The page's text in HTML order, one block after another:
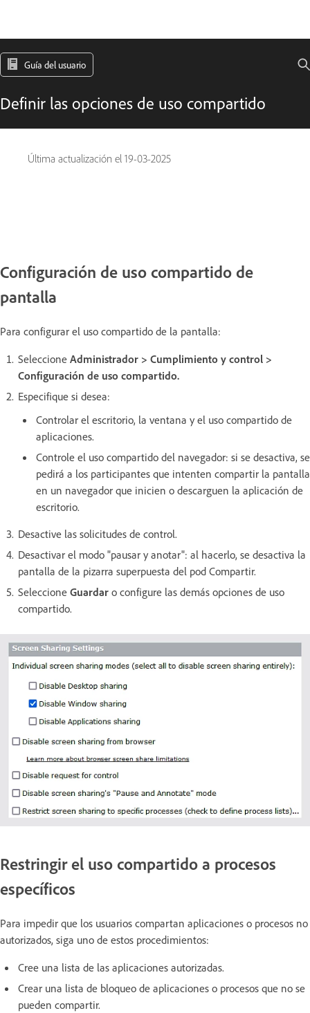
Guía del usuario
Definir las opciones de uso compartido
Última actualización el 19-03-2025
Configuración de uso compartido de
pantalla
Para configurar el uso compartido de la pantalla:
Seleccione Administrador > Cumplimiento y control >
Configuración de uso compartido.
Especifique si desea:
Controlar el escritorio, la ventana y el uso compartido de
aplicaciones.
Controle el uso compartido del navegador: si se desactiva, se
pedirá a los participantes que intenten compartir la pantalla
en un navegador que inicien o descarguen la aplicación de
escritorio.
Desactive las solicitudes de control.
Desactivar el modo "pausar y anotar": al hacerlo, se desactiva la
pantalla de la pizarra superpuesta del pod Compartir.
Seleccione Guardar o configure las demás opciones de uso
compartido.
Restringir el uso compartido a procesos
específicos
Para impedir que los usuarios compartan aplicaciones o procesos no
autorizados, siga uno de estos procedimientos:
Cree una lista de las aplicaciones autorizadas.
Crear una lista de bloqueo de aplicaciones o procesos que no se
pueden compartir.